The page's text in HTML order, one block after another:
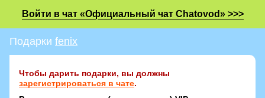
Войти в чат «Официальный чат Chatovod» >>>
Подарки fenix
Чтобы дарить подарки, вы должны
зарегистрироваться в чате.